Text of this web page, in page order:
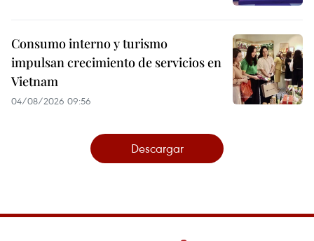
Consumo interno y turismo
impulsan crecimiento de servicios en
Vietnam
04/08/2026 09:56
Descargar